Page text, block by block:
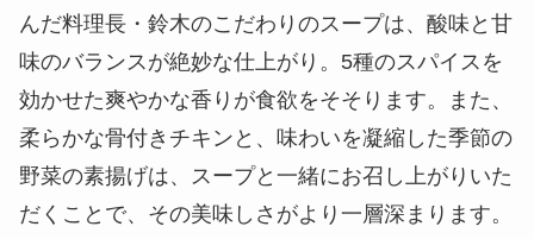
んだ料理長・鈴木のこだわりのスープは、酸味と甘
味のバランスが絶妙な仕上がり。5種のスパイスを
効かせた爽やかな香りが食欲をそそります。また、
柔らかな骨付きチキンと、味わいを凝縮した季節の
野菜の素揚げは、スープと一緒にお召し上がりいた
だくことで、その美味しさがより一層深まります。